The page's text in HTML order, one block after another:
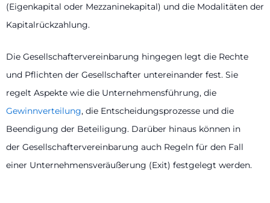
(Eigenkapital oder Mezzaninekapital) und die Modalitäten der
Kapitalrückzahlung.
Die Gesellschaftervereinbarung hingegen legt die Rechte
und Pflichten der Gesellschafter untereinander fest. Sie
regelt Aspekte wie die Unternehmensführung, die
Gewinnverteilung, die Entscheidungsprozesse und die
Beendigung der Beteiligung. Darüber hinaus können in
der Gesellschaftervereinbarung auch Regeln für den Fall
einer Unternehmensveräußerung (Exit) festgelegt werden.